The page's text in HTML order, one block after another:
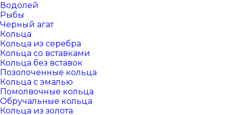
Водолей
Рыбы
Чёрный агат
Кольца
Кольца из серебра
Кольца со вставками
Кольца без вставок
Позолоченные кольца
Кольца с эмалью
Помолвочные кольца
Обручальные кольца
Кольца из золота